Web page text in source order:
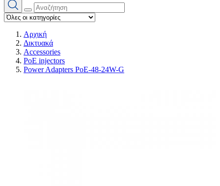
Αρχική
Δικτυακά
Accessories
PoE injectors
Power Adapters PoE-48-24W-G